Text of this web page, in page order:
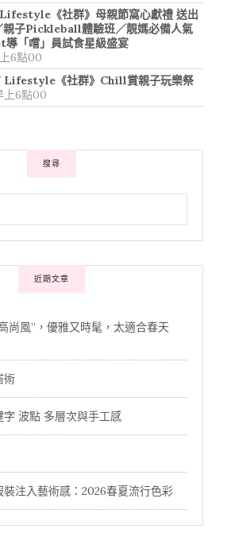
Lifestyle《社群》母親節窩心獻禮 送出
親子Pickleball體驗班／靚媽必備人氣
「嚐」員試食星級盛宴
6點00
Lifestyle《社群》Chill賞親子玩樂祭
上6點00
搜尋
近期文章
尚風”，優雅又時髦，太適合春天
術
波點 多層次與手工感
注入藝術感：2026春夏流行色彩